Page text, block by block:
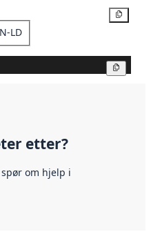
LD
etter?
om hjelp i